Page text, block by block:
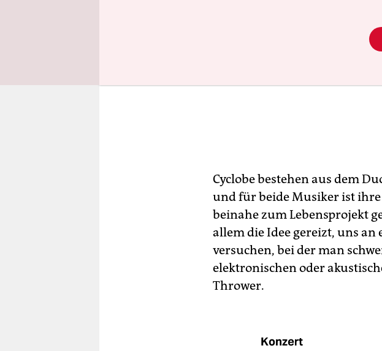
Cyclobe bestehen aus dem
und für beide Musiker ist
beinahe zum Lebensprojekt
allem die Idee gereizt, uns
versuchen, bei der man
elektronischen oder
Thrower.
Konzert